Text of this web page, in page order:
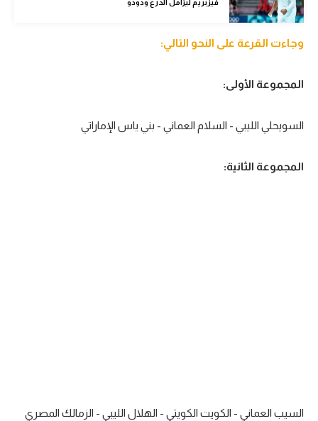
أمريكا
ركن الألعاب
Gamers
تحقيق في الجول
فيزبريم ليزامل الدرع ودودو
وجاءت القرعة على النحو التالي:
المجموعة الأولى:
السويحلي الليبي - السلام العماني - بني ياس الإماراتي
المجموعة الثانية:
السيب العماني - الكويت الكويتي - الهلال الليبي - الزمالك المصري